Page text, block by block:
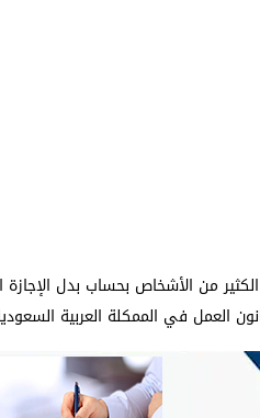
من الأشخاص بحساب بدل
العمل في الممكلة العربية